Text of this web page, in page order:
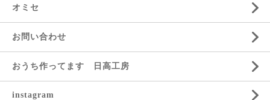
オミセ
お問い合わせ
おうち作ってます 日高工房
instagram